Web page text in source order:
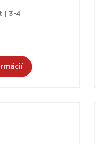
| 3-4